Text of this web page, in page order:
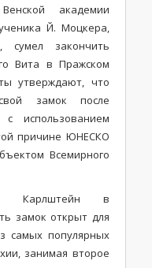
академии
Й. Моцкера,
сумел закончить
Вита в Пражском
утверждают, что
замок после
с использованием
причине ЮНЕСКО
Всемирного
Карлштейн в
замок открыт для
самых популярных
занимая второе